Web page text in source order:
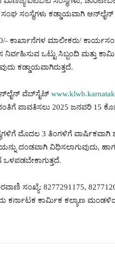
ಸಂಸ್ಥೆಗಳು ಕಡ್ಡಾಯವಾಗಿ ಆನ್‍ಲೈನ್
ಕಾರ್ಖಾನೆಗಳ ಮಾಲೀಕರು/
ಒಟ್ಟು ಸಿಬ್ಬಂದಿ ಮತ್ತು
ಕಡ್ಡಾಯವಾಗಿರುತ್ತದೆ.
ವೆಬ್‍ಸೈಟ್
ಪಾವತಿಸಲು 2025 ಜನವರಿ 15
ಮೊದಲ 3 ತಿಂಗಳಿಗೆ ವಾರ್ಷಿಕವಾಗಿ
ದಂಡವಾಗಿ ವಿಧಿಸಲಾಗುವುದು,
ಸಂಖ್ಯೆ: 8277291175,
ಕರ್ನಾಟಕ ಕಾರ್ಮಿಕ ಕಲ್ಯಾಣ